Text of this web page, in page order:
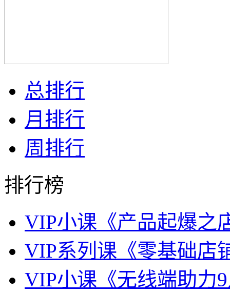
总排行
月排行
周排行
排行榜
VIP小课《产品起爆之
VIP系列课《零基础店
VIP小课《无线端助力